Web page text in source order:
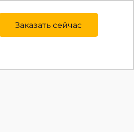
Заказать сейчас